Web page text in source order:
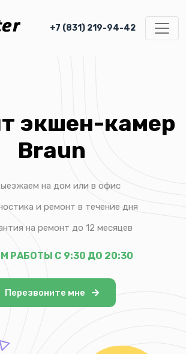
+7 (831) 219-94-42
экшен-камер
Braun
на дом или в офис
и ремонт в течение дня
на ремонт до 12 месяцев
РАБОТЫ С 9:30 ДО 20:30
Перезвоните мне